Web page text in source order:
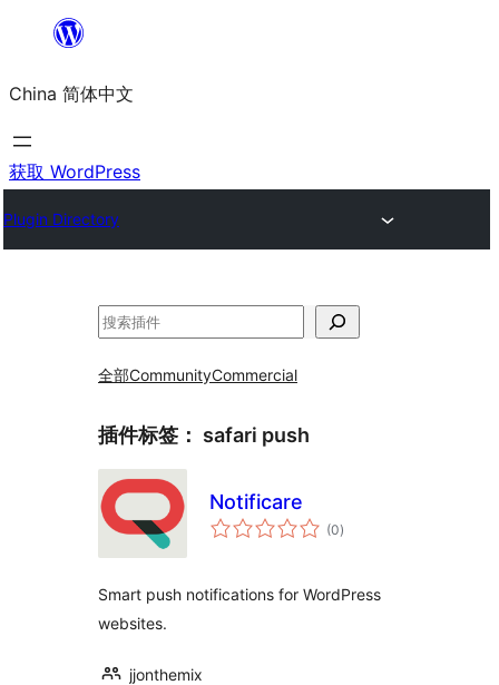
内
容
China 简体中文
获取 WordPress
Plugin Directory
搜
全部CommunityCommercial
插件标签： safari push
Notificare
(0总
评)
Smart push notifications for WordPress
websites.
jjonthemix